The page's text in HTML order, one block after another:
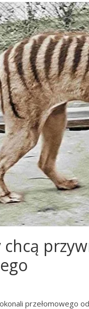
chcą
przełomowego